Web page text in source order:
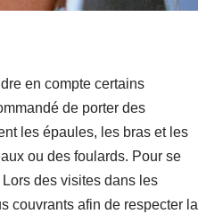
en compte certains
de porter des
les épaules, les bras et les
ou des foulards. Pour se
des visites dans les
couvrants afin de respecter la